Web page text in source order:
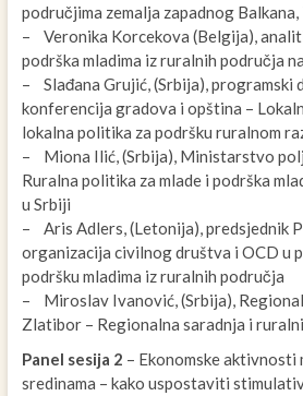
područjima zemalja zapadnog Balkana,
– Veronika Korcekova (Belgija),
podrška mladima iz ruralnih područja
– Slađana Grujić, (Srbija), programski
konferencija gradova i opština –
lokalna politika za podršku ruralnom
– Miona Ilić, (Srbija), Ministarstvo
Ruralna politika za mlade i podrška
u Srbiji
– Aris Adlers, (Letonija), predsjednik
organizacija civilnog društva i OCD u
podršku mladima iz ruralnih područja
– Miroslav Ivanović, (Srbija),
Zlatibor – Regionalna saradnja i
Panel sesija 2 – Ekonomske aktivnosti
sredinama – kako uspostaviti